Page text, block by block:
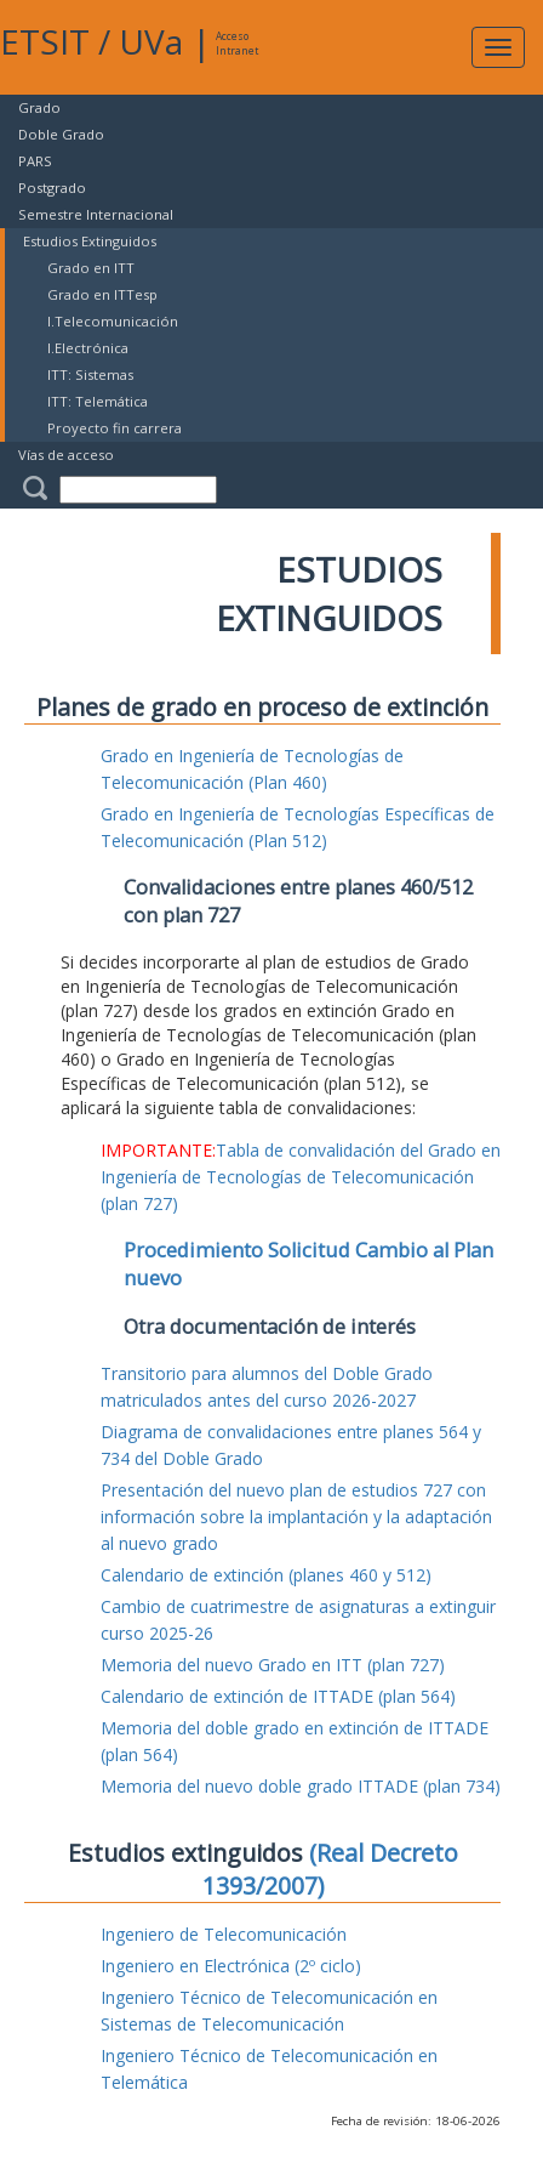
ETSIT / UVa |
Acceso
Intranet
Grado
Doble Grado
PARS
Postgrado
Semestre Internacional
Estudios Extinguidos
Grado en ITT
Grado en ITTesp
I.Telecomunicación
I.Electrónica
ITT: Sistemas
ITT: Telemática
Proyecto fin carrera
Vías de acceso
ESTUDIOS
EXTINGUIDOS
Planes de grado en proceso de extinción
Grado en Ingeniería de Tecnologías de
Telecomunicación (Plan 460)
Grado en Ingeniería de Tecnologías Específicas de
Telecomunicación (Plan 512)
Convalidaciones entre planes 460/512
con plan 727
Si decides incorporarte al plan de estudios de Grado
en Ingeniería de Tecnologías de Telecomunicación
(plan 727) desde los grados en extinción Grado en
Ingeniería de Tecnologías de Telecomunicación (plan
460) o Grado en Ingeniería de Tecnologías
Específicas de Telecomunicación (plan 512), se
aplicará la siguiente tabla de convalidaciones:
IMPORTANTE:Tabla de convalidación del Grado en
Ingeniería de Tecnologías de Telecomunicación
(plan 727)
Procedimiento Solicitud Cambio al Plan
nuevo
Otra documentación de interés
Transitorio para alumnos del Doble Grado
matriculados antes del curso 2026-2027
Diagrama de convalidaciones entre planes 564 y
734 del Doble Grado
Presentación del nuevo plan de estudios 727 con
información sobre la implantación y la adaptación
al nuevo grado
Calendario de extinción (planes 460 y 512)
Cambio de cuatrimestre de asignaturas a extinguir
curso 2025-26
Memoria del nuevo Grado en ITT (plan 727)
Calendario de extinción de ITTADE (plan 564)
Memoria del doble grado en extinción de ITTADE
(plan 564)
Memoria del nuevo doble grado ITTADE (plan 734)
Estudios extinguidos (Real Decreto
1393/2007)
Ingeniero de Telecomunicación
Ingeniero en Electrónica (2º ciclo)
Ingeniero Técnico de Telecomunicación en
Sistemas de Telecomunicación
Ingeniero Técnico de Telecomunicación en
Telemática
Fecha de revisión: 18-06-2026